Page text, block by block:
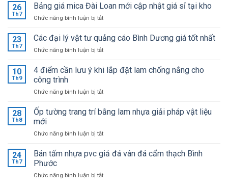
26
Th7
Bảng giá mica Đài Loan mới cập nhật giá sỉ tại kho
Chức năng bình luận bị tắtở
giá
mica
Đài
mới
giá
tại
23
Th7
Các đại lý vật tư quảng cáo Bình Dương giá tốt nhất
Chức năng bình luận bị tắtở
đại
tư
cáo
giá
nhất
10
Th9
4 điểm cần lưu ý khi lắp đặt lam chống nắng cho
công trình
Chức năng bình luận bị tắtở
điểm
cần
ý
lắp
chống
28
Th8
Ốp tường trang trí bằng lam nhựa giải pháp vật liệu
mới
Chức năng bình luận bị tắtở
tường
trang
bằng
24
Th7
Bán tấm nhựa pvc giả đá vân đá cẩm thạch Bình
Phước
Chức năng bình luận bị tắtở